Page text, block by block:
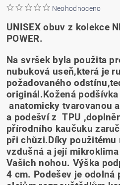
Neohodnoceno
UNISEX obuv z kolekce
POWER.
Na svršek byla použita
nubuková useň,která je
požadovaného
originál.Kožená
anatomicky tvarovanou
a podešví z TPU
přírodního kaučuku
při chůzi.Díky použitému
vzdušná a její
Vašich nohou. Výška
4 cm. Podešev je odolná